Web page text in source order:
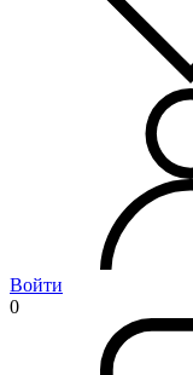
Войти
0